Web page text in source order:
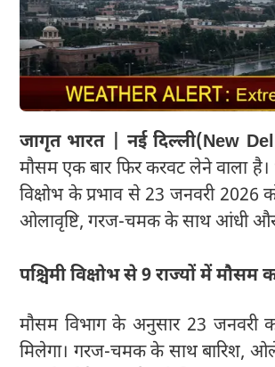
जागृत भारत | नई दिल्ली(New
मौसम एक बार फिर करवट लेने वाला है।
विक्षोभ के प्रभाव से 23 जनवरी 2026
ओलावृष्टि, गरज-चमक के साथ आंधी
पश्चिमी विक्षोभ से 9 राज्यों में मौसम
मौसम विभाग के अनुसार 23 जनवरी
मिलेगा। गरज-चमक के साथ बारिश,